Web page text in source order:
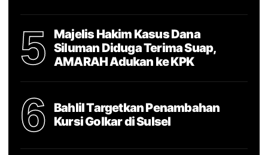
5
Majelis Hakim Kasus Dana
Siluman Diduga Terima Suap,
AMARAH Adukan ke KPK
6
Bahlil Targetkan Penambahan
Kursi Golkar di Sulsel